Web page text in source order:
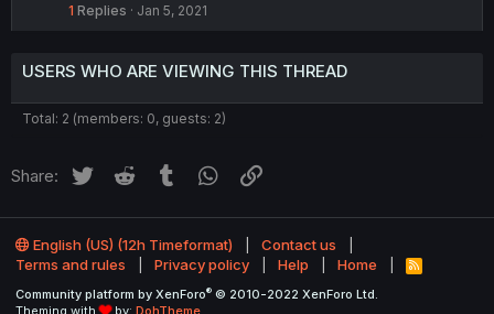
1 Replies Jan 5, 2021
USERS WHO ARE VIEWING THIS THREAD
Total: 2 (members: 0, guests: 2)
Share: Twitter Reddit Tumblr WhatsApp
English (US) (12h Timeformat)
Contact us
Terms and rules
Privacy policy Help Home
R
Community platform by XenForo® © 2010-2022 XenForo Ltd.
Theming with
by: DohTheme